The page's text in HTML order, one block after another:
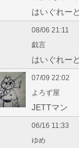
はいぐれー
08/06 21:11
戯言
はいぐれー
07/09 22:02
よろず屋
JETTマン
06/16 11:33
ゆめ